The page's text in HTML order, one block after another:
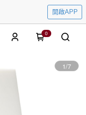
開啟APP
0
1/7